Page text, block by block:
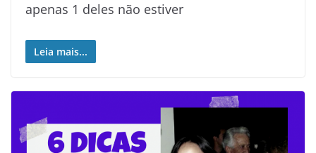
apenas 1 deles não estiver
Leia mais...